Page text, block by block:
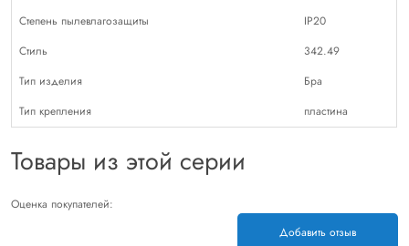
Степень пылевлагозащиты
IP20
Стиль
342.49
Тип изделия
Бра
Тип крепления
пластина
Товары из этой серии
Оценка покупателей:
Добавить отзыв